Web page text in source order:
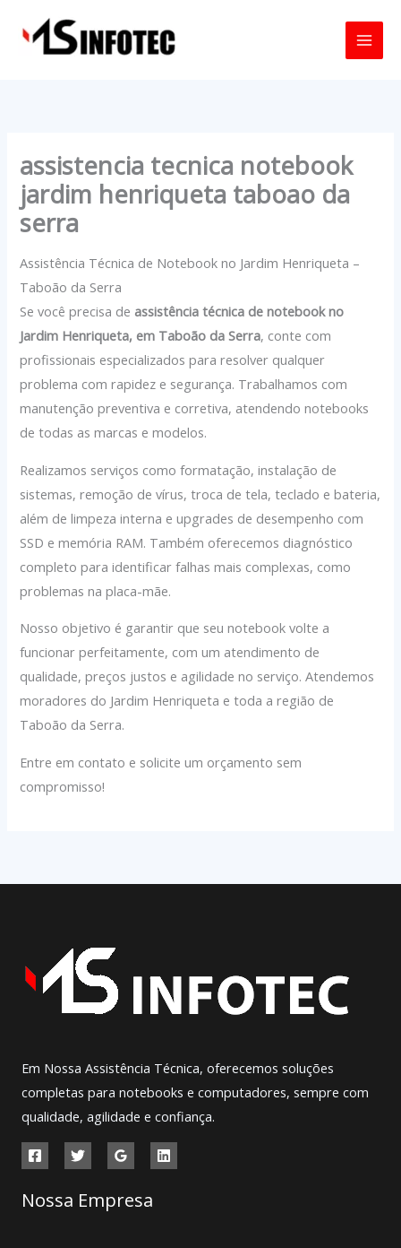
para
assistencia tecnica notebook
jardim henriqueta taboao da
serra
Assistência Técnica de Notebook no Jardim Henriqueta –
Taboão da Serra
Se você precisa de assistência técnica de notebook no
Jardim Henriqueta, em Taboão da Serra, conte com
profissionais especializados para resolver qualquer
problema com rapidez e segurança. Trabalhamos com
manutenção preventiva e corretiva, atendendo notebooks
de todas as marcas e modelos.
Realizamos serviços como formatação, instalação de
sistemas, remoção de vírus, troca de tela, teclado e bateria,
além de limpeza interna e upgrades de desempenho com
SSD e memória RAM. Também oferecemos diagnóstico
completo para identificar falhas mais complexas, como
problemas na placa-mãe.
Nosso objetivo é garantir que seu notebook volte a
funcionar perfeitamente, com um atendimento de
qualidade, preços justos e agilidade no serviço. Atendemos
moradores do Jardim Henriqueta e toda a região de
Taboão da Serra.
Entre em contato e solicite um orçamento sem
compromisso!
Em Nossa Assistência Técnica, oferecemos soluções
completas para notebooks e computadores, sempre com
qualidade, agilidade e confiança.
Nossa Empresa